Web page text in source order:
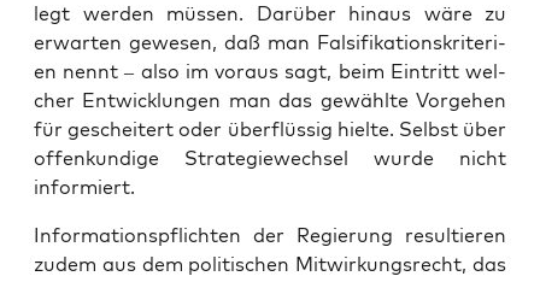
legt wer­den müs­sen. Dar­über hin­aus wäre zu
erwar­ten gewe­sen, daß man Fal­si­fi­ka­ti­ons­kri­te­ri­
en nennt – also im vor­aus sagt, beim Ein­tritt wel­
cher Ent­wick­lun­gen man das gewähl­te Vor­ge­hen
für geschei­tert oder über­flüs­sig hiel­te. Selbst über
offen­kun­di­ge Stra­te­gie­wech­sel wur­de nicht
informiert.
Infor­ma­ti­ons­pflich­ten der Regie­rung resul­tie­ren
zudem aus dem poli­ti­schen Mit­wir­kungs­recht, das